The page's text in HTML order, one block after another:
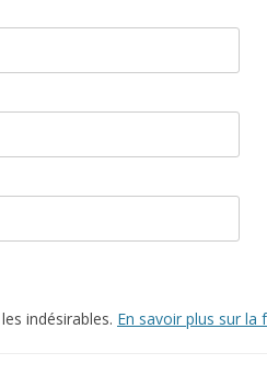
indésirables. En savoir plus sur